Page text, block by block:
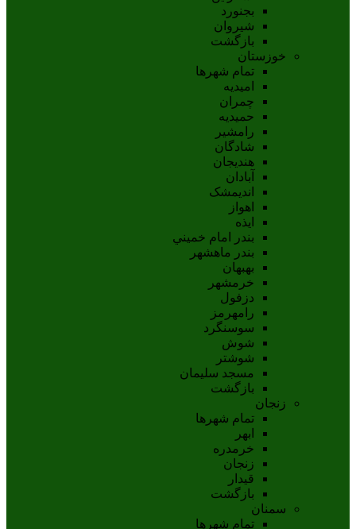
بجنورد
شيروان
بازگشت
خوزستان
تمام شهر‌ها
امیدیه
چمران
حمیدیه
رامشیر
شادگان
هندیجان
آبادان
انديمشک
اهواز
ايذه
بندر امام خميني
بندر ماهشهر
بهبهان
خرمشهر
دزفول
رامهرمز
سوسنگرد
شوش
شوشتر
مسجد سليمان
بازگشت
زنجان
تمام شهر‌ها
ابهر
خرمدره
زنجان
قيدار
بازگشت
سمنان
تمام شهر‌ها